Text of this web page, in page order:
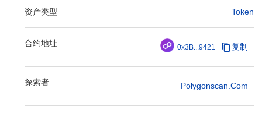
资产类型 Token
合约地址 0x3B...9421 复制
探索者 Polygonscan.com
费用，使用户能够与各种应用程序和服务互动。FYN持有者可以参
与质押，这不仅有助于保护网络，还提供了赚取奖励的机会。此
外，FYN持有者可能有机会参与治理活动，允许他们对影响项目方
向的提案进行投票。 对于开发者，Affyn提供了构建去中心化应用
程序（dApps）和集成的工具和资源，增强了生态系统的整体功
代币在为用户、验证者和开发者提供互动和奖励体验方面发挥了关